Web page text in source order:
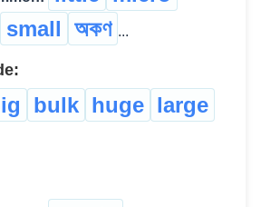
small অকণ ...
bulk huge large